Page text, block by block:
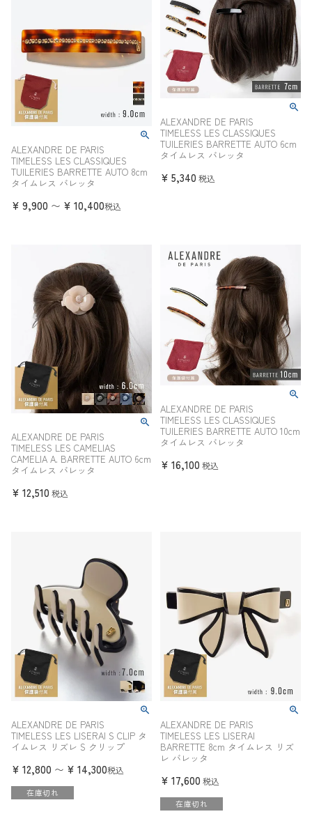
ALEXANDRE DE PARIS
TIMELESS LES CLASSIQUES
TUILERIES BARRETTE AUTO 8cm
タイムレス バレッタ
¥ 9,900 〜 ¥ 10,400税込
ALEXANDRE DE PARIS
TIMELESS LES CLASSIQUES
TUILERIES BARRETTE AUTO 6cm
タイムレス バレッタ
¥ 5,340 税込
ALEXANDRE DE PARIS
TIMELESS LES CAMELIAS
CAMELIA A. BARRETTE AUTO 6cm
タイムレス バレッタ
¥ 12,510 税込
ALEXANDRE DE PARIS
TIMELESS LES CLASSIQUES
TUILERIES BARRETTE AUTO 10cm
タイムレス バレッタ
¥ 16,100 税込
ALEXANDRE DE PARIS
TIMELESS LES LISERAI S CLIP タ
イムレス リズレ S クリップ
¥ 12,800 〜 ¥ 14,300税込
在庫切れ
ALEXANDRE DE PARIS
TIMELESS LES LISERAI
BARRETTE 8cm タイムレス リズ
レ バレッタ
¥ 17,600 税込
在庫切れ